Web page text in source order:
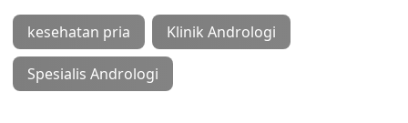
kesehatan pria Klinik Andrologi
Spesialis Andrologi